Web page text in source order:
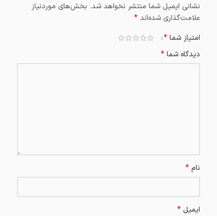
نشانی ایمیل شما منتشر نخواهد شد. بخش‌های موردنیاز
علامت‌گذاری شده‌اند *
امتیاز شما *
دیدگاه شما *
نام *
ایمیل *